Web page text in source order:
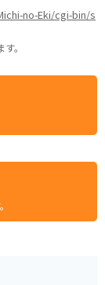
no-Eki/cgi-bin/s
。